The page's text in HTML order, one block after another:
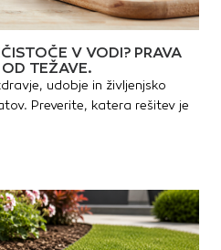
V VODI? PRAVA
TEŽAVE.
udobje in življenjsko
Preverite, katera rešitev je